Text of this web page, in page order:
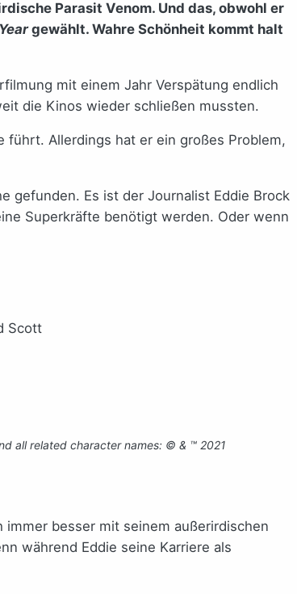
Parasit Venom. Und das, obwohl er
gewählt. Wahre Schönheit kommt halt
mit einem Jahr Verspätung endlich
die Kinos wieder schließen mussten.
führt. Allerdings hat er ein großes Problem,
gefunden. Es ist der Journalist Eddie Brock
Superkräfte benötigt werden. Oder wenn
Scott
all related character names: © & ™ 2021
besser mit seinem außerirdischen
während Eddie seine Karriere als